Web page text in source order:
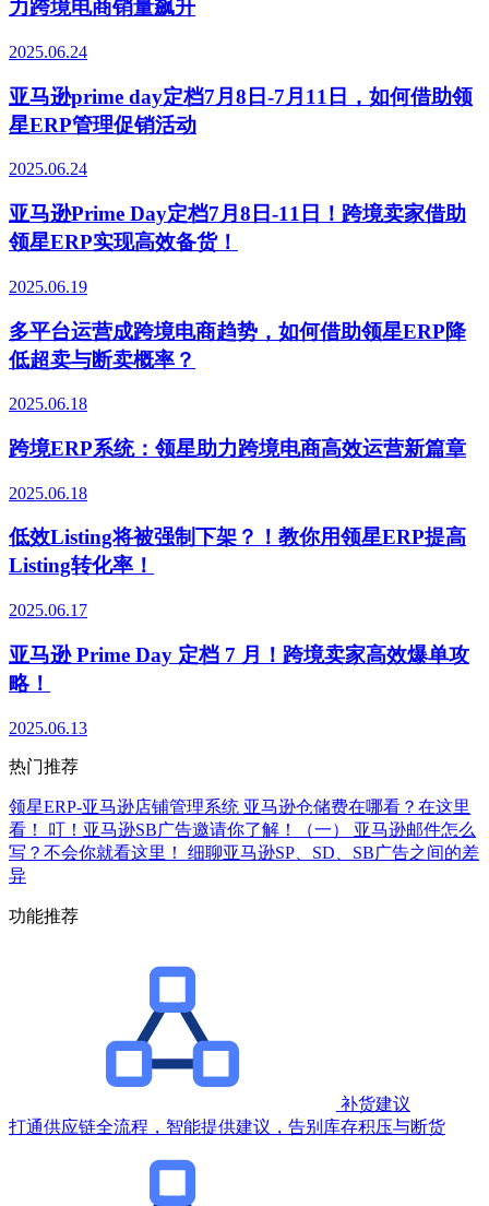
力跨境电商销量飙升
2025.06.24
亚马逊prime day定档7月8日-7月11日，如何借助领
星ERP管理促销活动
2025.06.24
亚马逊Prime Day定档7月8日-11日！跨境卖家借助
领星ERP实现高效备货！
2025.06.19
多平台运营成跨境电商趋势，如何借助领星ERP降
低超卖与断卖概率？
2025.06.18
跨境ERP系统：领星助力跨境电商高效运营新篇章
2025.06.18
低效Listing将被强制下架？！教你用领星ERP提高
Listing转化率！
2025.06.17
亚马逊 Prime Day 定档 7 月！跨境卖家高效爆单攻
略！
2025.06.13
热门推荐
领星ERP-亚马逊店铺管理系统 亚马逊仓储费在哪看？在这里
看！
叮！亚马逊SB广告邀请你了解！（一）
亚马逊邮件怎么
写？不会你就看这里！
细聊亚马逊SP、SD、SB广告之间的差
异
功能推荐
补货建议
打通供应链全流程，智能提供建议，告别库存积压与断货